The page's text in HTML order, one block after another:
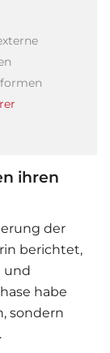
ihren
der
berichtet,
und
habe
sondern